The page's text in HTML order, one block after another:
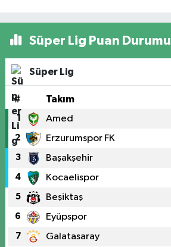
Süper Lig Puan Durumu
Süper Lig
# Takım
1 Amed
2 Erzurumspor FK
3 Başakşehir
4 Kocaelispor
5 Beşiktaş
6 Eyüpspor
7 Galatasaray